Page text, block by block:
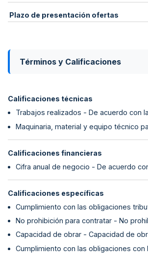
Plazo de presentación ofertas
Términos y Calificaciones
Calificaciones técnicas
Trabajos realizados - De acuerdo con
Maquinaria, material y equipo técnico
Calificaciones financieras
Cifra anual de negocio - De acuerdo
Calificaciones específicas
Cumplimiento con las obligaciones
No prohibición para contratar - No
Capacidad de obrar - Capacidad de
Cumplimiento con las obligaciones